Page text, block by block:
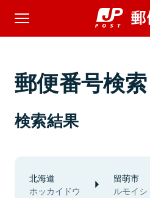
郵便番号検索
検索結果
北海道
ホッカイドウ
留萌市
ルモイシ